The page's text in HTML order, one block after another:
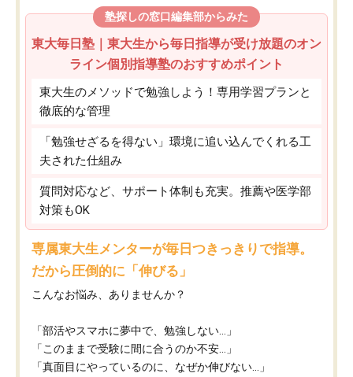
塾探しの窓口編集部からみた
東大毎日塾｜東大生から毎日指導が受け放題のオン
ライン個別指導塾のおすすめポイント
東大生のメソッドで勉強しよう！専用学習プランと
徹底的な管理
「勉強せざるを得ない」環境に追い込んでくれる工
夫された仕組み
質問対応など、サポート体制も充実。推薦や医学部
対策もOK
専属東大生メンターが毎日つきっきりで指導。
だから圧倒的に「伸びる」
こんなお悩み、ありませんか？
「部活やスマホに夢中で、勉強しない…」
「このままで受験に間に合うのか不安…」
「真面目にやっているのに、なぜか伸びない…」